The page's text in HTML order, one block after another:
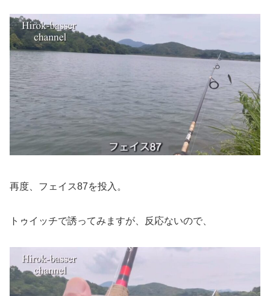
再度、フェイス87を投入。
トゥイッチで誘ってみますが、反応ないので、